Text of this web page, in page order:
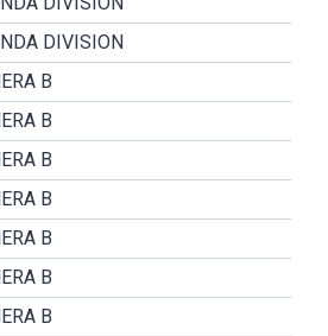
DIVISION
B
B
B
B
B
B
B